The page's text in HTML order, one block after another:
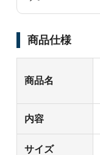
商品仕様
商品名
内容
サイズ